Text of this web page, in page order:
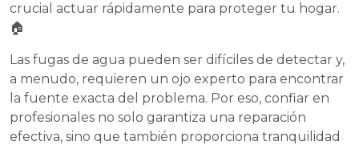
crucial actuar rápidamente para proteger tu hogar.
🏠
Las fugas de agua pueden ser difíciles de detectar y,
a menudo, requieren un ojo experto para encontrar
la fuente exacta del problema. Por eso, confiar en
profesionales no solo garantiza una reparación
efectiva, sino que también proporciona tranquilidad